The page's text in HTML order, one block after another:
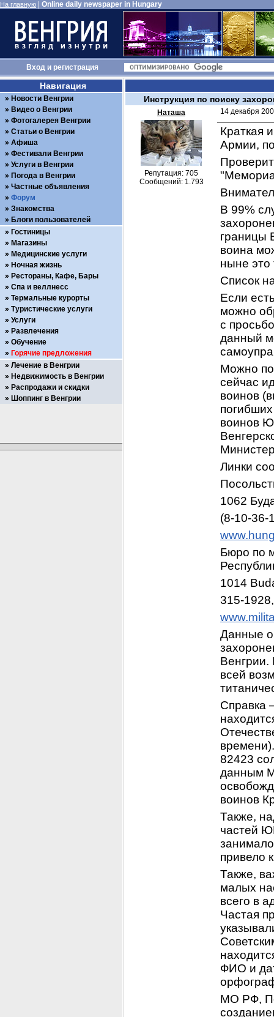
На главную Online daily newspaper in Hungary
Входи регистрация
Инструкция по поиску
Наташа
Репутация: 705
Сообщений: 1.793
14 декабря
Краткая
Армии,
В 99%
границы
воина
ныне это
Список
Если
можно
с
данный
Можно
сейчас
воинов
воинов
Линки
1062
(8-10-36-
Бюро по
1014
315-
Данные
Венгрии.
всей
Справка
82423
данным
воинов
Также,
частей
привело
Также,
малых
всего в
Частая
ФИО и
МО РФ,
Навигация
Новости Венгрии
Видео о Венгрии
Фотогалерея Венгрии
Статьи о Венгрии
Афиша
Фестивали Венгрии
Услуги в Венгрии
Погода в Венгрии
Частные объявления
Форум
Знакомства
Блоги пользователей
Гостиницы
Магазины
Медицинские услуги
Ночная жизнь
Рестораны, Кафе, Бары
Спа и веллнесс
Термальные курорты
Туристические услуги
Услуги
Развлечения
Обучение
Горячие предложения
Лечение в Венгрии
Недвижимость в Венгрии
Распродажи и скидки
Шоппинг в Венгрии